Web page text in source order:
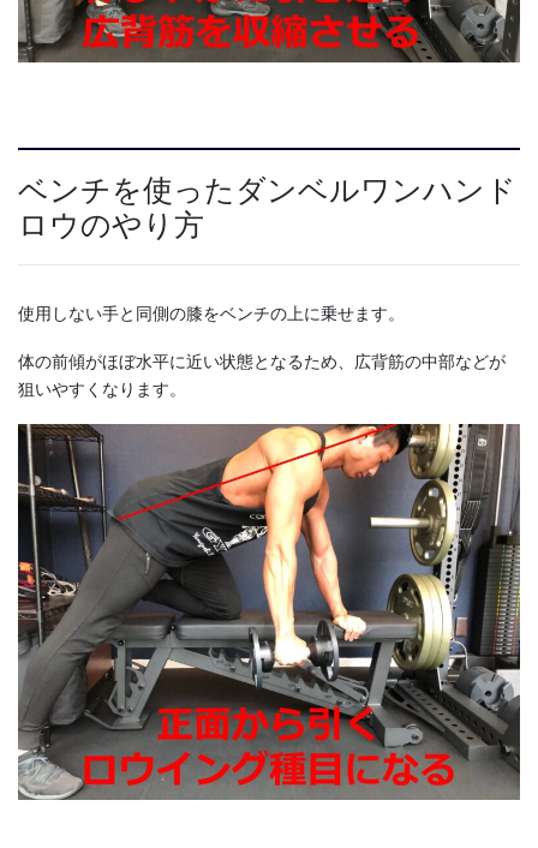
ベンチを使ったダンベルワンハンド
ロウのやり方
使用しない手と同側の膝をベンチの上に乗せます。
体の前傾がほぼ水平に近い状態となるため、広背筋の中部などが
狙いやすくなります。